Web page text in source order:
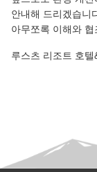
안내해 드리겠습니
아무쪼록 이해와 협
루스츠 리조트 호텔